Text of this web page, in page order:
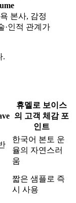
본사, 감정
·인적 관계가
.
휴멜로 보이스
의 고객 체감 포
인트
한국어 본토 운
율의 자연스러
움
짧은 샘플로 즉
시 사용